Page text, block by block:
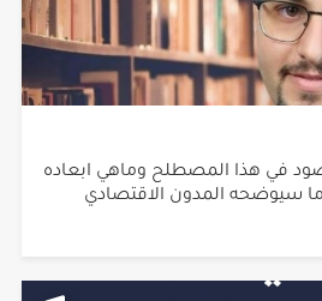
في هذا المصطلح وماهي ابعاده
سيوضحه المدون الاقتصادي